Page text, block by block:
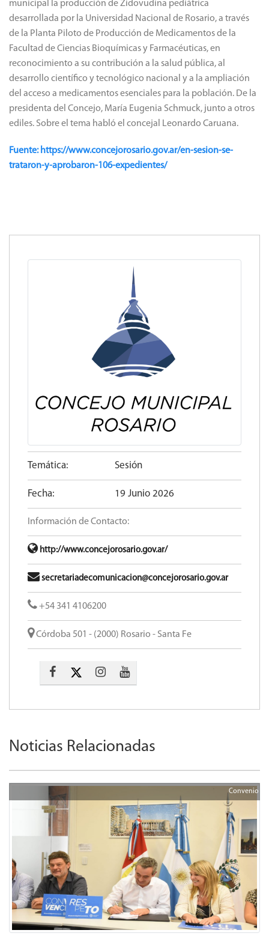
municipal la producción de Zidovudina pediátrica
desarrollada por la Universidad Nacional de Rosario, a través
de la Planta Piloto de Producción de Medicamentos de la
Facultad de Ciencias Bioquímicas y Farmacéuticas, en
reconocimiento a su contribución a la salud pública, al
desarrollo científico y tecnológico nacional y a la ampliación
del acceso a medicamentos esenciales para la población. De la
presidenta del Concejo, María Eugenia Schmuck, junto a otros
ediles. Sobre el tema habló el concejal Leonardo Caruana.
Fuente: https://www.concejorosario.gov.ar/en-sesion-se-
trataron-y-aprobaron-106-expedientes/
Temática: Sesión
Fecha: 19 Junio 2026
Información de Contacto:
http://www.concejorosario.gov.ar/
secretariadecomunicacion@concejorosario.gov.ar
+54 341 4106200
Córdoba 501 - (2000) Rosario - Santa Fe
Noticias Relacionadas
Convenio